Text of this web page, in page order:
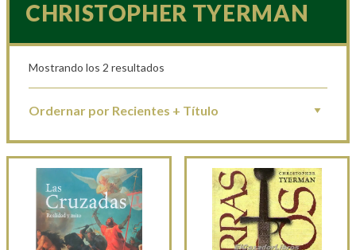
CHRISTOPHER TYERMAN
Mostrando los 2 resultados